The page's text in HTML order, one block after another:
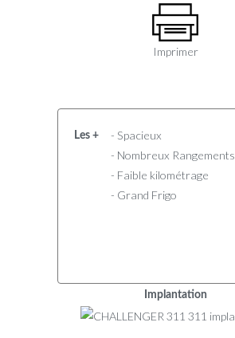
Imprimer
Les +
- Spacieux
- Nombreux Rangements
- Faible kilométrage
- Grand Frigo
Implantation